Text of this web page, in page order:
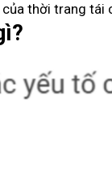
thời trang tái